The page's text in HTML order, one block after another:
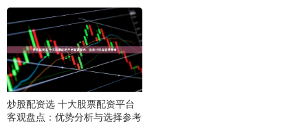
炒股配资选 十大股票配资平台
客观盘点：优势分析与选择参考